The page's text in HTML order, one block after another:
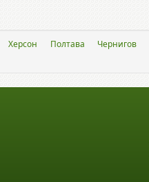
Херсон Полтава Чернигов